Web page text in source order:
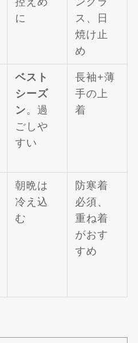
に
ス、日
焼け止
め
ベスト
シーズ
ン 。過
ごしや
すい
長袖+薄
手の上
着
朝晩は
冷え込
む
防寒着
必須、
重ね着
がおす
すめ